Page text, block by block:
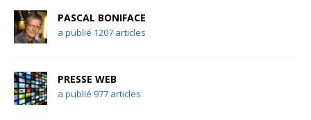
PASCAL BONIFACE
a publié 1207 articles
PRESSE WEB
a publié 977 articles